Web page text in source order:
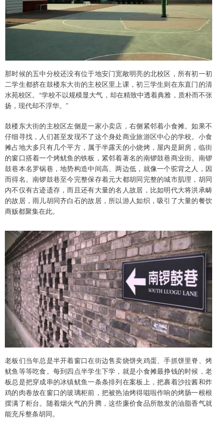
那时候的五中分校还没有位于地安门宽敞明亮的北校区，所有初一初
二学生都挤在鼓楼东大街的主校区里上课，初三学生则在东直门的清
水苑校区。“学校不以规模显大气，却在精致中透着典雅，质朴而不张
扬，现代却不浮华。”
鼓楼东大街的主校区左侧是一家小卖店，右侧紧邻着小食摊。如果不
仔细寻找，人们甚至发现不了这个身处商业旅游区中心的学校。小食
摊占地大多只有几个平方，属于半露天的小烧烤，屋内是厨房，临街
的窗口搭着一个烤鱿鱼的铁板，紧邻着著名的南锣鼓巷商业街。南锣
鼓巷本名罗锅巷，地势构造中间高、两边低，就像一个驼背之人，因
而得名。南锣鼓巷至今完整保存着元大都胡同完整的城市肌理，胡同
内不仅有古迹遗存，而且还有大量的名人故居，比如明代大将洪承畴
的故居，雨儿胡同齐白石的故居，所以游人如织，吸引了大量的餐饮
商贩都聚集在此。
老板们当年总是半开着窗口在街边售卖烧饼夹鸡蛋、手抓饼里脊、烤
鱿鱼等等吃食。每到四点半学生下学，就是小食摊最挣钱的时候，老
板总是把穿成串的冰镇鱿鱼一条条排列在案板上，把裹着沙拉酱和炸
鸡的肉卷放在窗口的玻璃柜前，把被热油烤得嗞啦作响的烤肠一根根
摆满了柜台。随着烟火气的升腾，这些廉价食品所散发的油脂香气就
能充斥整条胡同。